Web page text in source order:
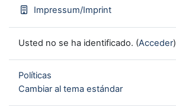
Impressum/Imprint
Usted no se ha identificado. (Acceder)
Políticas
Cambiar al tema estándar